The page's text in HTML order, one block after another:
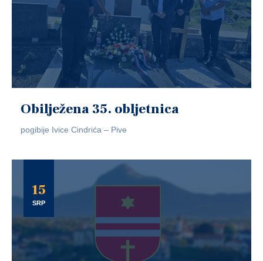
Obilježena 35. obljetnica
pogibije Ivice Cindrića – Pive
15
SRP